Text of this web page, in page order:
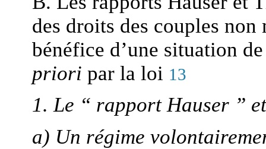
des droits des couples
bénéfice d’une situation
priori par la loi 13
1. Le “ rapport Hauser ”
a) Un régime